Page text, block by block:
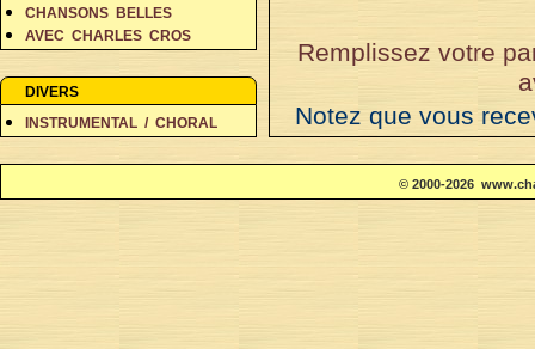
CHANSONS BELLES
AVEC CHARLES CROS
COIN DES POÈTES E-L
COIN DES POÈTES M-V
DIVERS
INSTRUMENTAL / CHORAL
Remplissez votre
Notez que vous
dans les 24
© 2000-2026